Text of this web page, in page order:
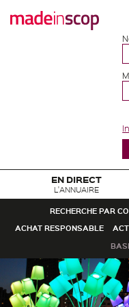
EN DIRECT
L'ANNUAIRE
RECHERCHE PAR
ACHAT RESPONSABLE